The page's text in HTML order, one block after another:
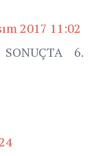
2017 11:02
6.